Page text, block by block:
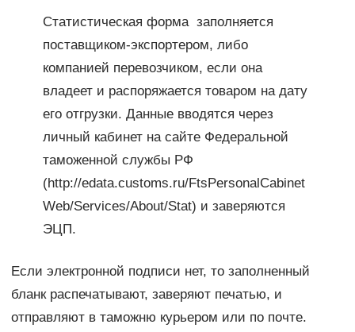
Статистическая форма заполняется
поставщиком-экспортером, либо
компанией перевозчиком, если она
владеет и распоряжается товаром на дату
его отгрузки. Данные вводятся через
личный кабинет на сайте Федеральной
таможенной службы РФ
(http://edata.customs.ru/FtsPersonalCabinet
Web/Services/About/Stat) и заверяются
ЭЦП.
Если электронной подписи нет, то заполненный
бланк распечатывают, заверяют печатью, и
отправляют в таможню курьером или по почте.